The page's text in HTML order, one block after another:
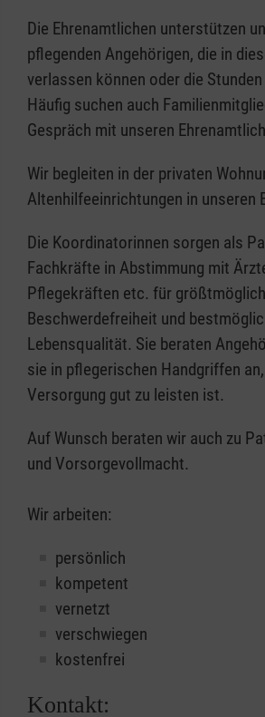
Sterben ist ein Teil des
Vorsorgen und
körperliche, psychische,
existenzielle Nöte lindern
Abschied nehmen vom
Sie finden Infos auch unter
www.letztehilfe.info. Die
Das bieten wir Ihnen:
Bewegende und
Begegnungen mit
Eine qualifizierte
Vorbereitung, die wir
Fortbildungen, die Sie
Ihnen Sicherheit geben.
Fruchtbarer
Reflexion in der Gruppe.
Supervision, wenn Sie
herausgefordert werden.
Unterstützung und Hilfe
Umfangreicher
Ihrem Einsatz.
Die Ehrenamtlichen unterstützen
pflegenden Angehörigen, die in
verlassen können oder die
Häufig suchen auch
Gespräch mit unseren
Wir begleiten in der privaten
Altenhilfeeinrichtungen in unseren
Die Koordinatorinnen sorgen als
Fachkräfte in Abstimmung mit
Pflegekräften etc. für
Beschwerdefreiheit und
Lebensqualität. Sie beraten
sie in pflegerischen Handgriffen
Versorgung gut zu leisten ist.
Auf Wunsch beraten wir auch zu
und Vorsorgevollmacht.
Wir arbeiten:
persönlich
kompetent
vernetzt
verschwiegen
kostenfrei
Kontakt: